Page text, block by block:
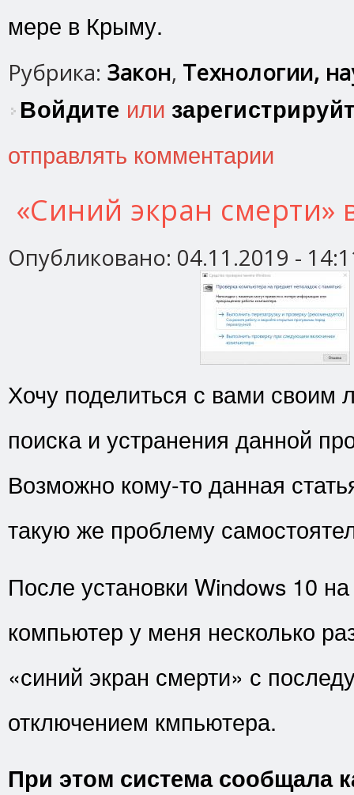
мере в Крыму.
Рубрика: Закон, Технологии,
Войдите или
отправлять комментарии
«Синий экран смерти»
Опубликовано: 04.11.2019 -
Хочу поделиться с вами
поиска и устранения данной
Возможно кому-то данная
такую же проблему
После установки Windows 10
компьютер у меня несколько
«синий экран смерти» с
отключением кмпьютера.
При этом система сообщала